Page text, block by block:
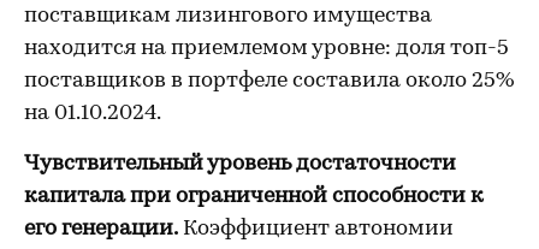
поставщикам лизингового имущества
находится на приемлемом уровне: доля топ-5
поставщиков в портфеле составила около 25%
на 01.10.2024.
Чувствительный уровень достаточности
капитала при ограниченной способности к
его генерации. Коэффициент автономии